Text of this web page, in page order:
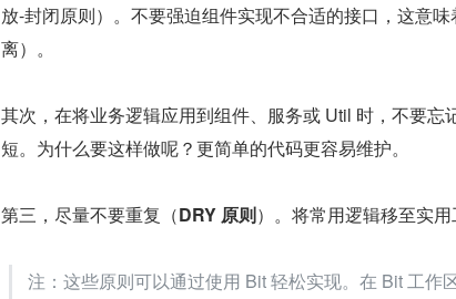
放-封闭原则）。不要强迫组件实现不合适的接口，这意
离）。
其次，在将业务逻辑应用到组件、服务或 Util 时，不要忘
短。为什么要这样做呢？更简单的代码更容易维护。
第三，尽量不要重复（DRY 原则）。将常用逻辑移至实用
注：这些原则可以通过使用 Bit 轻松实现。在 Bit 工作